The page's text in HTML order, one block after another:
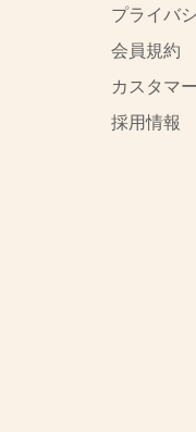
プライバ
会員規約
カスタマ
採用情報